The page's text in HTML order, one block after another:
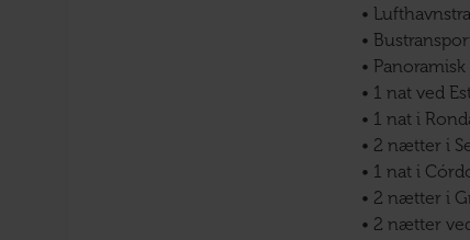
•
•
•
• 1 nat ved
• 1 nat i
• 2 nætter i
• 1 nat i
• 2 nætter i
• 2 nætter